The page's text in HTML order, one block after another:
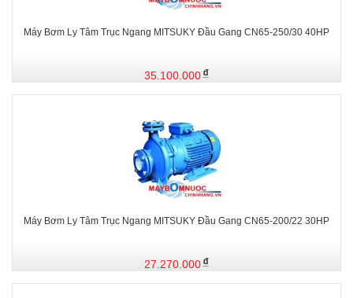
Máy Bơm Ly Tâm Trục Ngang MITSUKY Đầu Gang CN65-250/30 40HP
35.100.000
Máy Bơm Ly Tâm Trục Ngang MITSUKY Đầu Gang CN65-200/22 30HP
27.270.000